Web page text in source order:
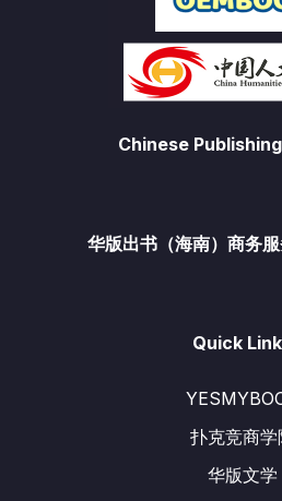
Chinese
华版出书（海南）商务
Quick
扑克竞商学
华版文学